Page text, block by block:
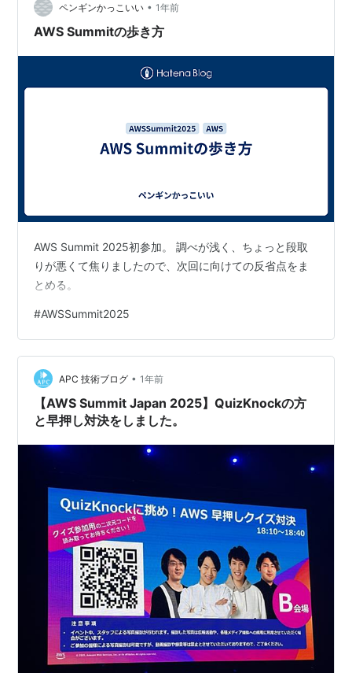
チャ2025 オープンテーブルフォーマットで実現する、大
規模データ分析基盤の…
ペンギンかっこいい • 1年前
AWS Summitの歩き方
AWS Summit 2025初参加。 調べが浅く、ちょっと段取
りが悪くて焦りましたので、次回に向けての反省点をま
とめる。
#AWSSummit2025
APC 技術ブログ • 1年前
【AWS Summit Japan 2025】QuizKnockの方
と早押し対決をしました。